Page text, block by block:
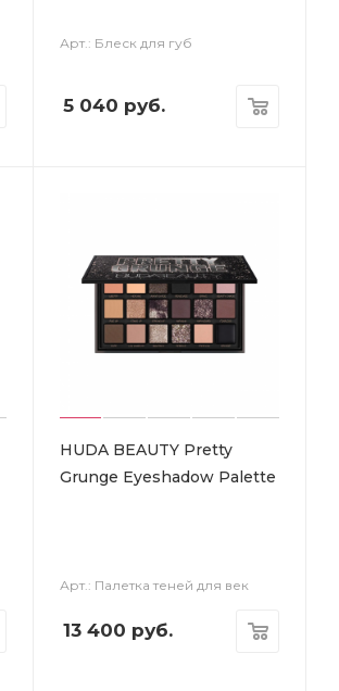
Арт.: Блеск для губ
5 040 руб.
HUDA BEAUTY Pretty
Grunge Eyeshadow Palette
Арт.: Палетка теней для век
13 400 руб.